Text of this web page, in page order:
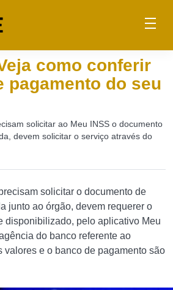
como conferir
pagamento do seu
solicitar ao Meu INSS o documento
devem solicitar o serviço através do
solicitar o documento de
junto ao órgão, devem requerer o
disponibilizado, pelo aplicativo Meu
do banco referente ao
valores e o banco de pagamento são